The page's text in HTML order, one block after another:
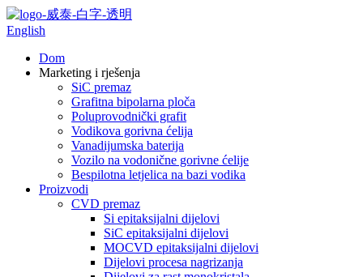
English
Dom
Marketing i rješenja
SiC premaz
Grafitna bipolarna ploča
Poluprovodnički grafit
Vodikova gorivna ćelija
Vanadijumska baterija
Vozilo na vodonične gorivne ćelije
Bespilotna letjelica na bazi vodika
Proizvodi
CVD premaz
Si epitaksijalni dijelovi
SiC epitaksijalni dijelovi
MOCVD epitaksijalni dijelovi
Dijelovi procesa nagrizanja